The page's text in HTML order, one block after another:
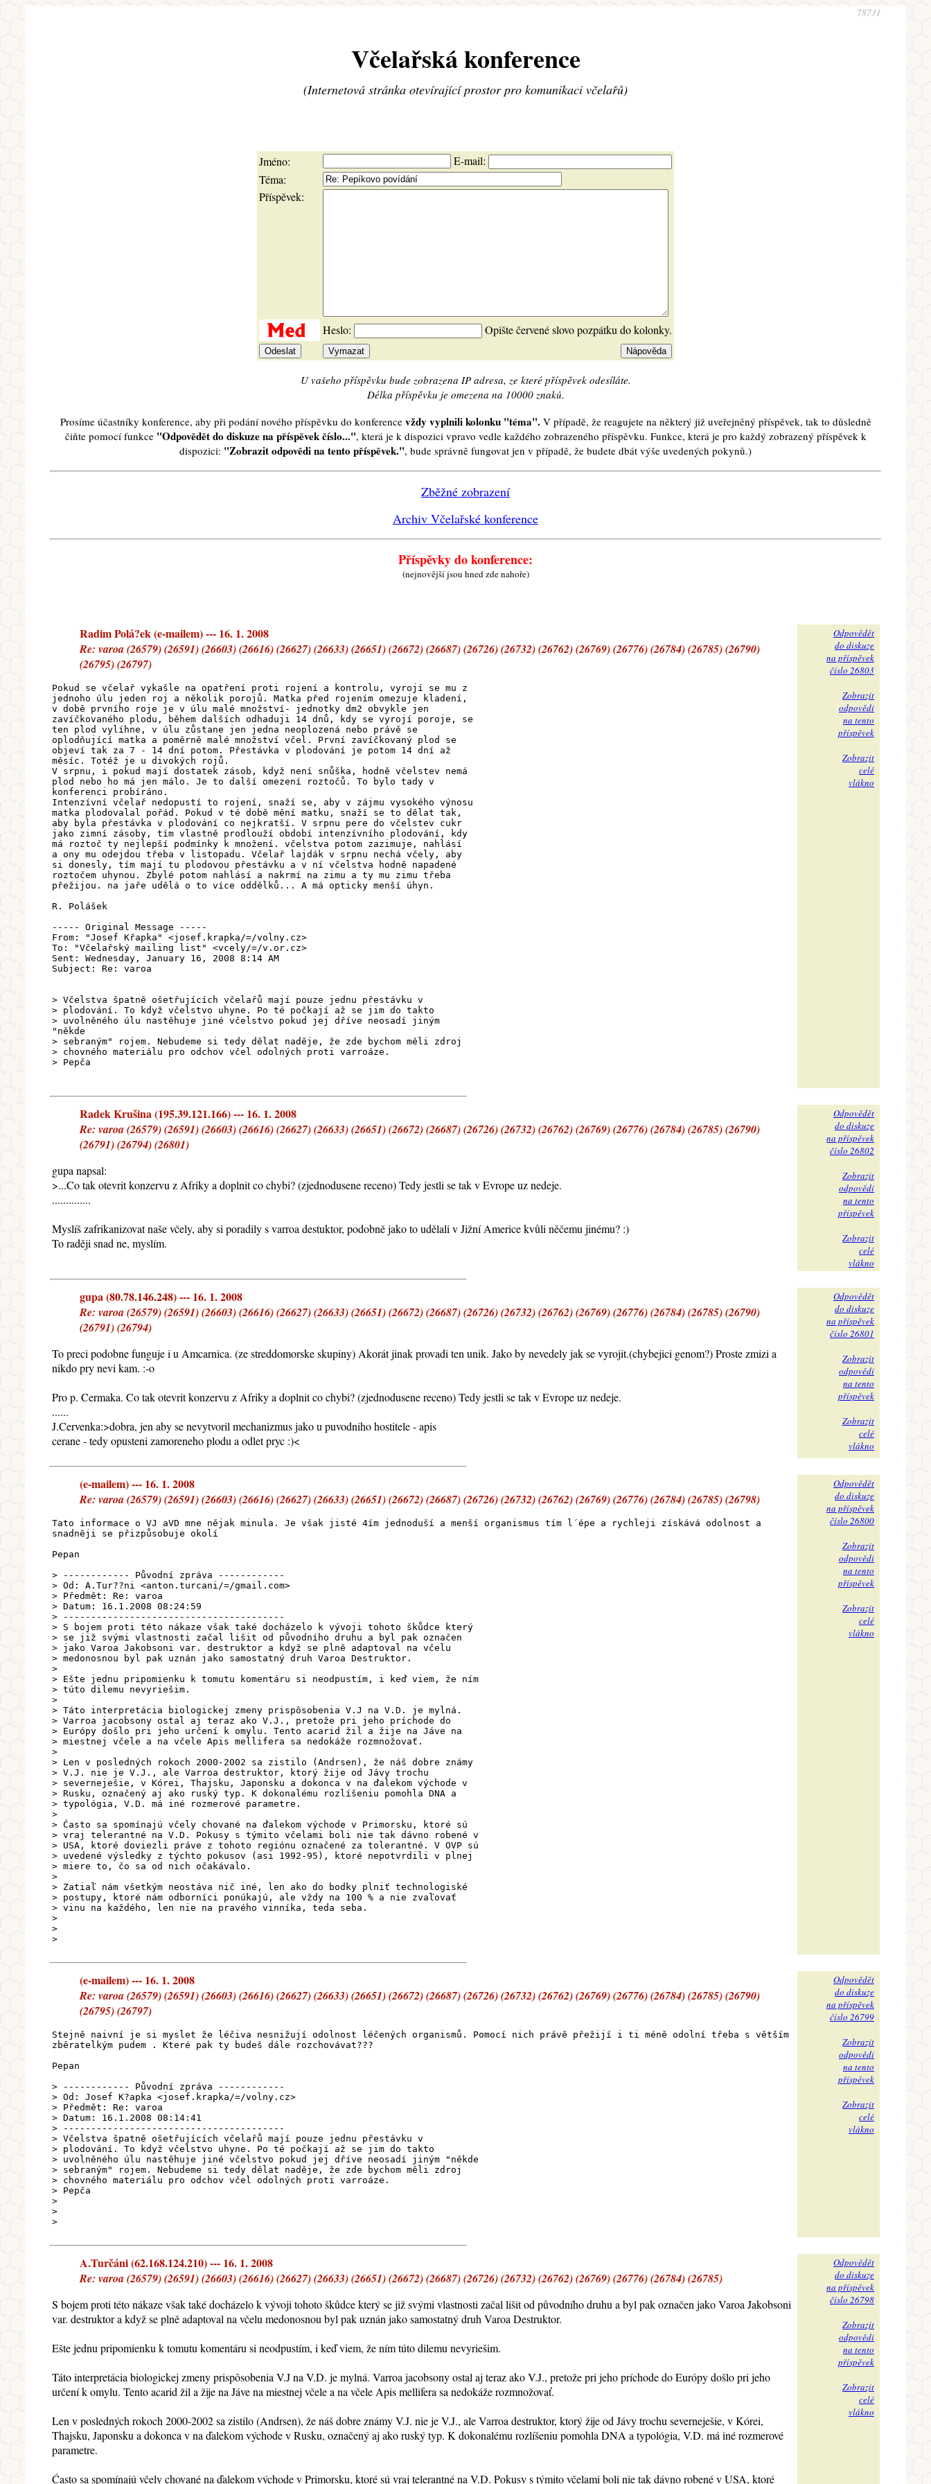
78731
Včelařská konference
(Internetová stránka otevírající prostor pro komunikaci včelařů)
Jméno:
E-mail:
Téma:
Příspěvek:
Heslo: Opište červené slovo pozpátku do kolonky.
U vašeho příspěvku bude zobrazena IP adresa, ze které příspěvek odesíláte.
Délka příspěvku je omezena na 10000 znaků.
Prosíme účastníky konference, aby při podání nového příspěvku do konference vždy vyplnili kolonku "téma". V případě, že reagujete na některý již uveřejněný příspěvek, tak to důsledně
čiňte pomocí funkce "Odpovědět do diskuze na příspěvek číslo...", která je k dispozici vpravo vedle každého zobrazeného příspěvku. Funkce, která je pro každý zobrazený příspěvek k
dispozici: "Zobrazit odpovědi na tento příspěvek.", bude správně fungovat jen v případě, že budete dbát výše uvedených pokynů.)
Zběžné zobrazení
Archiv Včelařské konference
Příspěvky do konference:
(nejnovější jsou hned zde nahoře)
Radim Polá?ek (e-mailem) --- 16. 1. 2008
Re: varoa (26579) (26591) (26603) (26616) (26627) (26633) (26651) (26672) (26687) (26726) (26732) (26762) (26769) (26776) (26784) (26785) (26790)
(26795) (26797)
Pokud se včelař vykašle na opatření proti rojení a kontrolu, vyrojí se mu z
jednoho úlu jeden roj a několik porojů. Matka před rojením omezuje kladení,
v době prvního roje je v úlu malé množství- jednotky dm2 obvykle jen
zavíčkovaného plodu, během dalších odhaduji 14 dnů, kdy se vyrojí poroje, se
ten plod vylíhne, v úlu zůstane jen jedna neoplozená nebo právě se
oplodňující matka a poměrně malé množství včel. První zavíčkovaný plod se
objeví tak za 7 - 14 dní potom. Přestávka v plodování je potom 14 dní až
měsíc. Totéž je u divokých rojů.
V srpnu, i pokud mají dostatek zásob, když není snůška, hodně včelstev nemá
plod nebo ho má jen málo. Je to další omezení roztočů. To bylo tady v
konferenci probíráno.
Intenzívní včelař nedopustí to rojení, snaží se, aby v zájmu vysokého výnosu
matka plodovalal pořád. Pokud v té době mění matku, snaží se to dělat tak,
aby byla přestávka v plodování co nejkratší. V srpnu pere do včelstev cukr
jako zimní zásoby, tím vlastně prodlouží období intenzívního plodování, kdy
má roztoč ty nejlepší podmínky k množení. včelstva potom zazimuje, nahlásí
a ony mu odejdou třeba v listopadu. Včelař lajdák v srpnu nechá včely, aby
si donesly, tím mají tu plodovou přestávku a v ní včelstva hodně napadené
roztočem uhynou. Zbylé potom nahlásí a nakrmí na zimu a ty mu zimu třeba
přežijou. na jaře udělá o to více oddělků... A má opticky menší úhyn.
R. Polášek
----- Original Message -----
From: "Josef Křapka" <josef.krapka/=/volny.cz>
To: "Včelařský mailing list" <vcely/=/v.or.cz>
Sent: Wednesday, January 16, 2008 8:14 AM
Subject: Re: varoa
> Včelstva špatně ošetřujících včelařů mají pouze jednu přestávku v
> plodování. To když včelstvo uhyne. Po té počkají až se jim do takto
> uvolněného úlu nastěhuje jiné včelstvo pokud jej dříve neosadí jiným
"někde
> sebraným" rojem. Nebudeme si tedy dělat naděje, že zde bychom měli zdroj
> chovného materiálu pro odchov včel odolných proti varroáze.
> Pepča
Odpovědět
do diskuze
na příspěvek
číslo 26803
Zobrazit
odpovědi
na tento
příspěvek
Zobrazit
celé
vlákno
Radek Krušina (195.39.121.166) --- 16. 1. 2008
Re: varoa (26579) (26591) (26603) (26616) (26627) (26633) (26651) (26672) (26687) (26726) (26732) (26762) (26769) (26776) (26784) (26785) (26790)
(26791) (26794) (26801)
gupa napsal:
>...Co tak otevrit konzervu z Afriky a doplnit co chybi? (zjednodusene receno) Tedy jestli se tak v Evrope uz nedeje.
..............
Myslíš zafrikanizovat naše včely, aby si poradily s varroa destuktor, podobně jako to udělali v Jižní Americe kvůli něčemu jinému? :)
To raději snad ne, myslím.
Odpovědět
do diskuze
na příspěvek
číslo 26802
Zobrazit
odpovědi
na tento
příspěvek
Zobrazit
celé
vlákno
gupa (80.78.146.248) --- 16. 1. 2008
Re: varoa (26579) (26591) (26603) (26616) (26627) (26633) (26651) (26672) (26687) (26726) (26732) (26762) (26769) (26776) (26784) (26785) (26790)
(26791) (26794)
To preci podobne funguje i u Amcarnica. (ze streddomorske skupiny) Akorát jinak provadi ten unik. Jako by nevedely jak se vyrojit.(chybejici genom?) Proste zmizi a
nikdo pry nevi kam. :-o
Pro p. Cermaka. Co tak otevrit konzervu z Afriky a doplnit co chybi? (zjednodusene receno) Tedy jestli se tak v Evrope uz nedeje.
......
J.Cervenka:>dobra, jen aby se nevytvoril mechanizmus jako u puvodniho hostitele - apis
cerane - tedy opusteni zamoreneho plodu a odlet pryc :)<
Odpovědět
do diskuze
na příspěvek
číslo 26801
Zobrazit
odpovědi
na tento
příspěvek
Zobrazit
celé
vlákno
(e-mailem) --- 16. 1. 2008
Re: varoa (26579) (26591) (26603) (26616) (26627) (26633) (26651) (26672) (26687) (26726) (26732) (26762) (26769) (26776) (26784) (26785) (26798)
Tato informace o VJ aVD mne nějak minula. Je však jisté 4ím jednoduší a menší organismus tím l´épe a rychleji získává odolnost a
snadněji se přizpůsobuje okolí
Pepan
> ------------ Původní zpráva ------------
> Od: A.Tur??ni <anton.turcani/=/gmail.com>
> Předmět: Re: varoa
> Datum: 16.1.2008 08:24:59
> ----------------------------------------
> S bojem proti této nákaze však také docházelo k vývoji tohoto škůdce který
> se již svými vlastnosti začal lišit od původního druhu a byl pak označen
> jako Varoa Jakobsoni var. destruktor a když se plně adaptoval na včelu
> medonosnou byl pak uznán jako samostatný druh Varoa Destruktor.
>
> Ešte jednu pripomienku k tomutu komentáru si neodpustím, i keď viem, že ním
> túto dilemu nevyriešim.
>
> Táto interpretácia biologickej zmeny prispôsobenia V.J na V.D. je mylná.
> Varroa jacobsony ostal aj teraz ako V.J., pretože pri jeho príchode do
> Európy došlo pri jeho určení k omylu. Tento acarid žil a žije na Jáve na
> miestnej včele a na včele Apis mellifera sa nedokáže rozmnožovať.
>
> Len v posledných rokoch 2000-2002 sa zistilo (Andrsen), že náš dobre známy
> V.J. nie je V.J., ale Varroa destruktor, ktorý žije od Jávy trochu
> severneješie, v Kórei, Thajsku, Japonsku a dokonca v na ďalekom východe v
> Rusku, označený aj ako ruský typ. K dokonalému rozlíšeniu pomohla DNA a
> typológia, V.D. má iné rozmerové parametre.
>
> Ćasto sa spomínajú včely chované na ďalekom východe v Primorsku, ktoré sú
> vraj telerantné na V.D. Pokusy s týmito včelami boli nie tak dávno robené v
> USA, ktoré doviezli práve z tohoto regiónu označené za tolerantné. V OVP sú
> uvedené výsledky z týchto pokusov (asi 1992-95), ktoré nepotvrdili v plnej
> miere to, čo sa od nich očakávalo.
>
> Zatiaľ nám všetkým neostáva nič iné, len ako do bodky plniť technologiské
> postupy, ktoré nám odborníci ponúkajú, ale vždy na 100 % a nie zvaľovať
> vinu na každého, len nie na pravého vinníka, teda seba.
>
>
>
Odpovědět
do diskuze
na příspěvek
číslo 26800
Zobrazit
odpovědi
na tento
příspěvek
Zobrazit
celé
vlákno
(e-mailem) --- 16. 1. 2008
Re: varoa (26579) (26591) (26603) (26616) (26627) (26633) (26651) (26672) (26687) (26726) (26732) (26762) (26769) (26776) (26784) (26785) (26790)
(26795) (26797)
Stejně naivní je si myslet že léčiva nesnižují odolnost léčených organismů. Pomocí nich právě přežijí i ti méně odolní třeba s větším
zběratelkým pudem . Které pak ty budeš dále rozchovávat???
Pepan
> ------------ Původní zpráva ------------
> Od: Josef K?apka <josef.krapka/=/volny.cz>
> Předmět: Re: varoa
> Datum: 16.1.2008 08:14:41
> ----------------------------------------
> Včelstva špatně ošetřujících včelařů mají pouze jednu přestávku v
> plodování. To když včelstvo uhyne. Po té počkají až se jim do takto
> uvolněného úlu nastěhuje jiné včelstvo pokud jej dříve neosadí jiným "někde
> sebraným" rojem. Nebudeme si tedy dělat naděje, že zde bychom měli zdroj
> chovného materiálu pro odchov včel odolných proti varroáze.
> Pepča
>
>
>
Odpovědět
do diskuze
na příspěvek
číslo 26799
Zobrazit
odpovědi
na tento
příspěvek
Zobrazit
celé
vlákno
A.Turčáni (62.168.124.210) --- 16. 1. 2008
Re: varoa (26579) (26591) (26603) (26616) (26627) (26633) (26651) (26672) (26687) (26726) (26732) (26762) (26769) (26776) (26784) (26785)
S bojem proti této nákaze však také docházelo k vývoji tohoto škůdce který se již svými vlastnosti začal lišit od původního druhu a byl pak označen jako Varoa Jakobsoni
var. destruktor a když se plně adaptoval na včelu medonosnou byl pak uznán jako samostatný druh Varoa Destruktor.
Ešte jednu pripomienku k tomutu komentáru si neodpustím, i keď viem, že ním túto dilemu nevyriešim.
Táto interpretácia biologickej zmeny prispôsobenia V.J na V.D. je mylná. Varroa jacobsony ostal aj teraz ako V.J., pretože pri jeho príchode do Európy došlo pri jeho
určení k omylu. Tento acarid žil a žije na Jáve na miestnej včele a na včele Apis mellifera sa nedokáže rozmnožovať.
Len v posledných rokoch 2000-2002 sa zistilo (Andrsen), že náš dobre známy V.J. nie je V.J., ale Varroa destruktor, ktorý žije od Jávy trochu severneješie, v Kórei,
Thajsku, Japonsku a dokonca v na ďalekom východe v Rusku, označený aj ako ruský typ. K dokonalému rozlíšeniu pomohla DNA a typológia, V.D. má iné rozmerové
parametre.
Ćasto sa spomínajú včely chované na ďalekom východe v Primorsku, ktoré sú vraj telerantné na V.D. Pokusy s týmito včelami boli nie tak dávno robené v USA, ktoré
Odpovědět
do diskuze
na příspěvek
číslo 26798
Zobrazit
odpovědi
na tento
příspěvek
Zobrazit
celé
vlákno